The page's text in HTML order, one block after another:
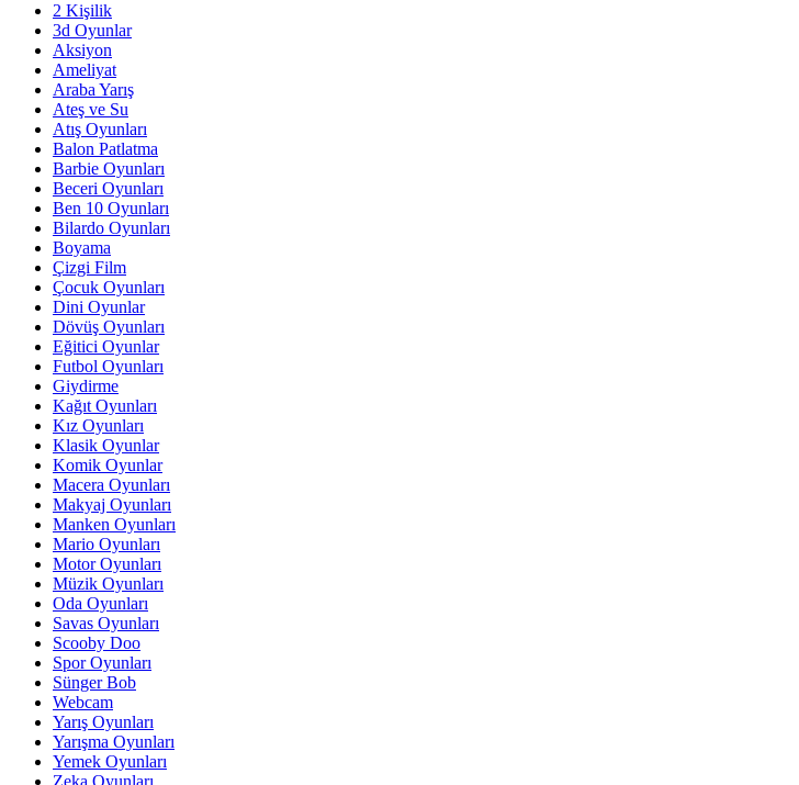
2 Kişilik
3d Oyunlar
Aksiyon
Ameliyat
Araba Yarış
Ateş ve Su
Atış Oyunları
Balon Patlatma
Barbie Oyunları
Beceri Oyunları
Ben 10 Oyunları
Bilardo Oyunları
Boyama
Çizgi Film
Çocuk Oyunları
Dini Oyunlar
Dövüş Oyunları
Eğitici Oyunlar
Futbol Oyunları
Giydirme
Kağıt Oyunları
Kız Oyunları
Klasik Oyunlar
Komik Oyunlar
Macera Oyunları
Makyaj Oyunları
Manken Oyunları
Mario Oyunları
Motor Oyunları
Müzik Oyunları
Oda Oyunları
Savas Oyunları
Scooby Doo
Spor Oyunları
Sünger Bob
Webcam
Yarış Oyunları
Yarışma Oyunları
Yemek Oyunları
Zeka Oyunları